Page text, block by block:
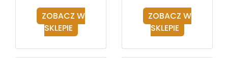
ZOBACZ W
SKLEPIE
ZOBACZ W
SKLEPIE